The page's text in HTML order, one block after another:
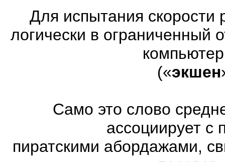
Для испытания скорости
логически в ограниченный
(«экшен
Само это слово
ассоциирует с
пиратскими абордажами,